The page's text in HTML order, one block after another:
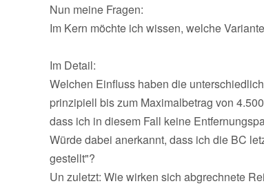
Nun meine Fragen:
Im Kern möchte ich wissen, welche
Im Detail:
Welchen Einfluss haben die
prinzipiell bis zum Maximalbetrag von
dass ich in diesem Fall keine
Würde dabei anerkannt, dass ich die BC
gestellt"?
Un zuletzt: Wie wirken sich abgrechnete